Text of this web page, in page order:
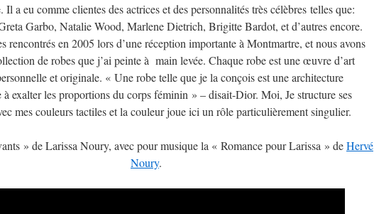
Il a eu comme clientes des actrices et des personnalités très célèbres telles que:
Garbo, Natalie Wood, Marlene Dietrich, Brigitte Bardot, et d’autres encore.
rencontrés en 2005 lors d’une réception importante à Montmartre, et nous avons
de robes que j’ai peinte à main levée. Chaque robe est une œuvre d’art
et originale. « Une robe telle que je la conçois est une architecture
à exalter les proportions du corps féminin » – disait-Dior. Moi, Je structure ses
mes couleurs tactiles et la couleur joue ici un rôle particulièrement singulier.
» de Larissa Noury, avec pour musique la « Romance pour Larissa » deHervé
Noury.